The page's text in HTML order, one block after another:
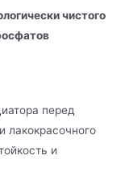
чистого
перед
лакокрасочного
и